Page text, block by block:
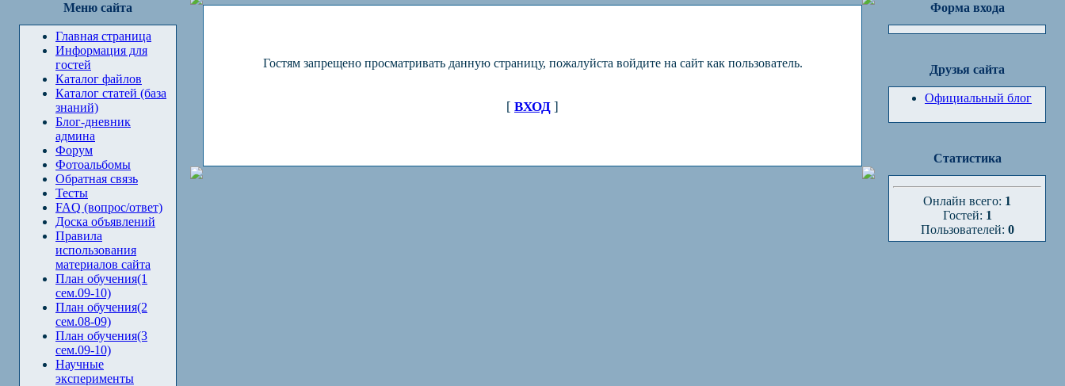
Меню сайта
Главная страница
Информация для
гостей
Каталог файлов
Каталог статей (база
знаний)
Блог-дневник
админа
Форум
Фотоальбомы
Обратная связь
Тесты
FAQ (вопрос/ответ)
Доска объявлений
Правила
использования
материалов сайта
План обучения(1
сем.09-10)
План обучения(2
сем.08-09)
План обучения(3
сем.09-10)
Научные
эксперименты
Гостям запрещено просматривать данную страницу, пожалуйста войдите на сайт как пользователь.
[ ВХОД ]
Форма входа
Друзья сайта
Официальный блог
Статистика
Онлайн всего: 1
Гостей: 1
Пользователей: 0